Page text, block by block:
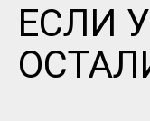
ЕСЛИ